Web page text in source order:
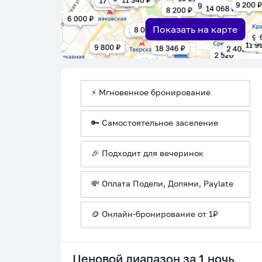
Показать на карте
⚡ Мгновенное бронирование
🔑 Самостоятельное заселение
🎉 Подходит для вечеринок
💸 Оплата Подели, Долями, Paylate
🪙 Онлайн-бронирование от 1₽
Ценовой диапазон за 1 ночь